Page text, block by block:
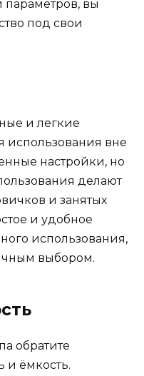
параметров, вы
под свои
и легкие
использования вне
настройки, но
делают
и занятых
и удобное
использования,
выбором.
обратите
и ёмкость.